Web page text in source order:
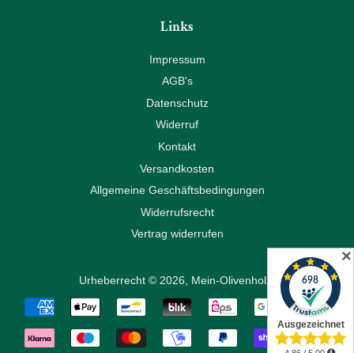
Links
Impressum
AGB's
Datenschutz
Widerruf
Kontakt
Versandkosten
Allgemeine Geschäftsbedingungen
Widerrufsrecht
Vertrag widerrufen
Urheberrecht © 2026, Mein-Olivenholz
Zahlungsarten
✕